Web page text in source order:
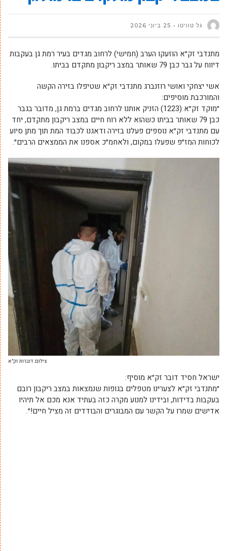
גל טוויטו 25 ביוני 2026
מתנדבי זק״א הוזעקו הערב (חמישי) לרחוב מגדים בעיר רמת גן בעקבות
דיווח על גבר כבן 79 שאותר במצב ריקבון מתקדם בביתו.
אשי יצחקי ואושי רוזנברג מתנדבי זק״א שטיפלו בזירה הקשה
והמורכבת מוסיפים:
״מוקד זק״א (1223) הזניק אותנו לרחוב מגדים ברמת גן, מדובר בגבר
כבן 79 שאותר בביתו כשהוא ללא רוח חיים במצב ריקבון מתקדם, יחד
עם מתנדבי זק״א נוספים פעלנו בזירה ודאגנו לכבוד המת תוך מתן סיוע
לכוחות המז״פ שפעלו במקום, ולאחמ״כ אספנו את הממצאים הרבים״.
צילום: דוברות זק״א
ישראל חסיד דובר זק״א מוסיף:
״מתנדבי זק״א לצערינו מטפלים בגופות שנמצאות במצב ריקבון רובם
בעקבות בדידות, ובידינו למנוע מקרה כזה בעתיד אנא מכם אל תיהיו
אדישים שמרו על הקשר עם המבוגרים והבודדים זה מציל חיים!״.